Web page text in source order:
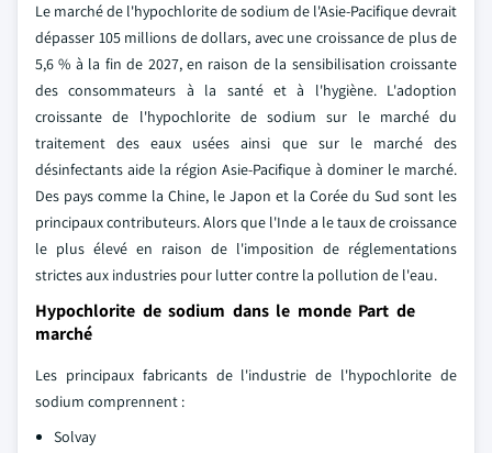
Le marché de l'hypochlorite de sodium de l'Asie-Pacifique devrait
dépasser 105 millions de dollars, avec une croissance de plus de
5,6 % à la fin de 2027, en raison de la sensibilisation croissante
des consommateurs à la santé et à l'hygiène. L'adoption
croissante de l'hypochlorite de sodium sur le marché du
traitement des eaux usées ainsi que sur le marché des
désinfectants aide la région Asie-Pacifique à dominer le marché.
Des pays comme la Chine, le Japon et la Corée du Sud sont les
principaux contributeurs. Alors que l'Inde a le taux de croissance
le plus élevé en raison de l'imposition de réglementations
strictes aux industries pour lutter contre la pollution de l'eau.
Hypochlorite de sodium dans le monde Part de
marché
Les principaux fabricants de l'industrie de l'hypochlorite de
sodium comprennent :
Solvay